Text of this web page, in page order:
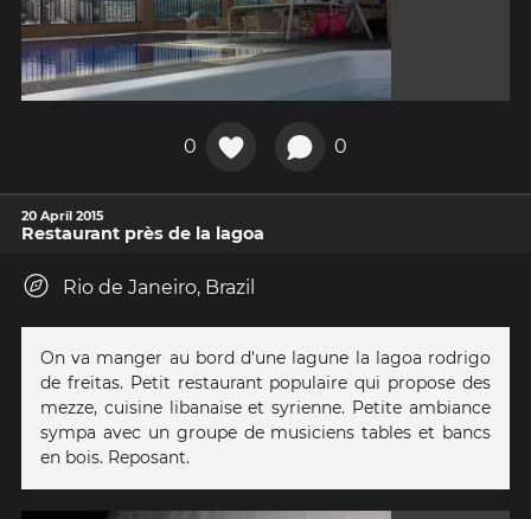
0 0
20 April 2015
Restaurant près de la lagoa
Rio de Janeiro, Brazil
On va manger au bord d'une lagune la lagoa rodrigo
de freitas. Petit restaurant populaire qui propose des
mezze, cuisine libanaise et syrienne. Petite ambiance
sympa avec un groupe de musiciens tables et bancs
en bois. Reposant.